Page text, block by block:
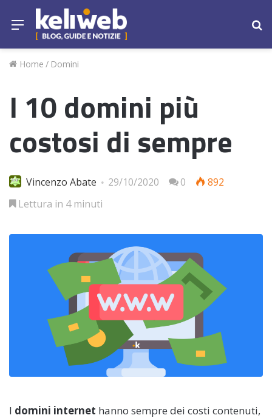
Menu
Home / Domini
I 10 domini più
costosi di sempre
Vincenzo Abate 29/10/2020 0
892
Lettura in 4 minuti
I domini internet hanno sempre dei costi contenuti,